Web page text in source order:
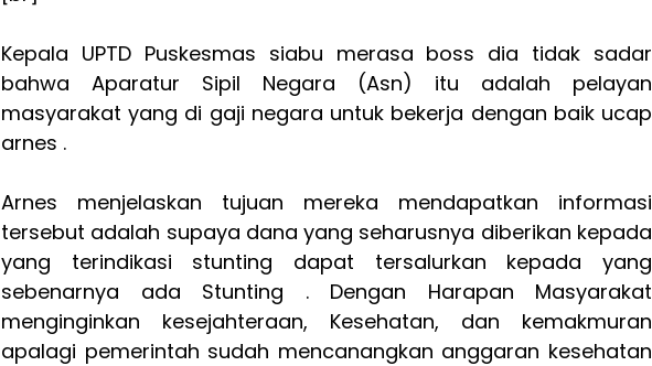
Kepala UPTD Puskesmas siabu merasa boss dia tidak sadar
bahwa Aparatur Sipil Negara (Asn) itu adalah pelayan
masyarakat yang di gaji negara untuk bekerja dengan baik ucap
arnes .
Arnes menjelaskan tujuan mereka mendapatkan informasi
tersebut adalah supaya dana yang seharusnya diberikan kepada
yang terindikasi stunting dapat tersalurkan kepada yang
sebenarnya ada Stunting . Dengan Harapan Masyarakat
menginginkan kesejahteraan, Kesehatan, dan kemakmuran
apalagi pemerintah sudah mencanangkan anggaran kesehatan